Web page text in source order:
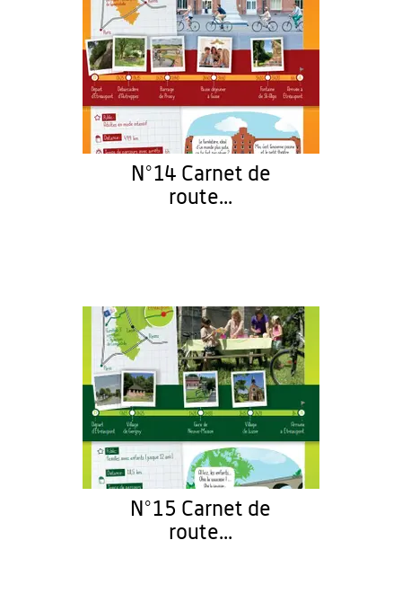
N°14 Carnet de
route...
N°15 Carnet de
route...